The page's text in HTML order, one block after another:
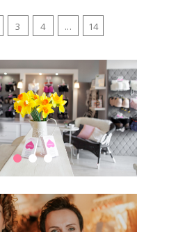
3 4 ... 14